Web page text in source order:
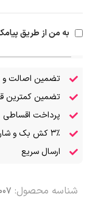
به من از طریق
تضمین اصالت و
تضمین کمترین
پرداخت اقساطی
۳٪ کش بک و شارژ کیف پول
ارسال سریع
شناسه محصول: